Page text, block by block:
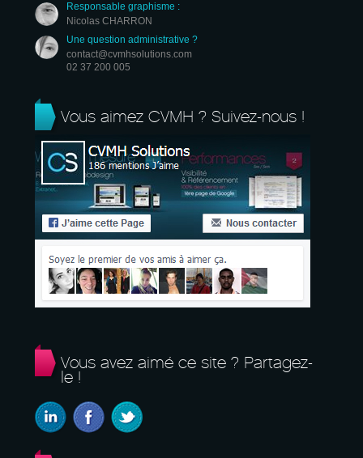
Responsable graphisme :
Nicolas CHARRON
Une question administrative ?
contact@cvmhsolutions.com
02 37 200 005
Vous aimez CVMH ? Suivez-nous !
Vous avez aimé ce site ? Partagez-
le !